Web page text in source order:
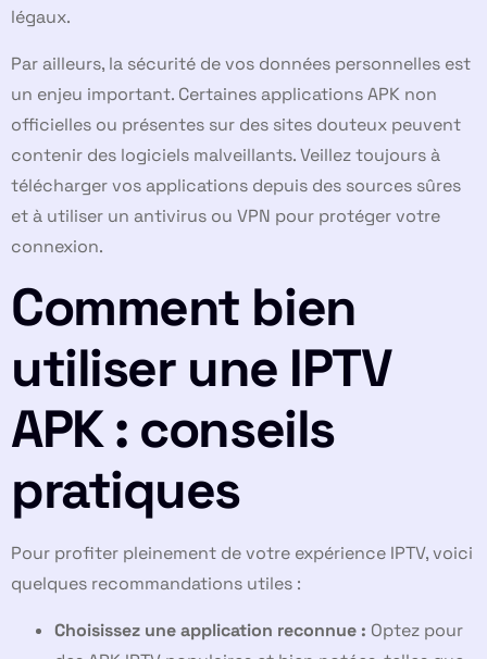
légaux.
Par ailleurs, la sécurité de vos données personnelles est
un enjeu important. Certaines applications APK non
officielles ou présentes sur des sites douteux peuvent
contenir des logiciels malveillants. Veillez toujours à
télécharger vos applications depuis des sources sûres
et à utiliser un antivirus ou VPN pour protéger votre
connexion.
Comment bien
utiliser une IPTV
APK : conseils
pratiques
Pour profiter pleinement de votre expérience IPTV, voici
quelques recommandations utiles :
Choisissez une application reconnue : Optez pour